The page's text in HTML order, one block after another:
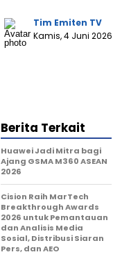
Tim Emiten TV
Kamis, 4 Juni 2026
Berita Terkait
Huawei Jadi Mitra bagi
Ajang GSMA M360 ASEAN
2026
Cision Raih MarTech
Breakthrough Awards
2026 untuk Pemantauan
dan Analisis Media
Sosial, Distribusi Siaran
Pers, dan AEO